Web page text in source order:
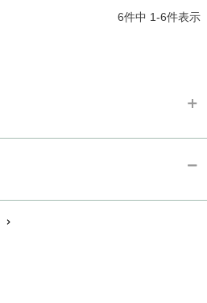
6件中 1-6件表示
chevron_right